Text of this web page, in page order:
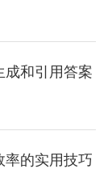
成和引用答案
率的实用技巧